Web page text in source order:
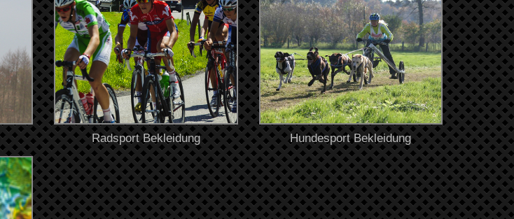
Radsport Bekleidung Hundesport Bekleidung